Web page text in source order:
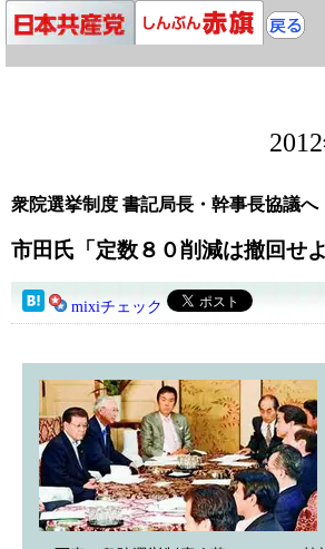
衆院選挙制度 書記局長・幹事長協議へ
市田氏「定数８０削減は撤回せよ
mixiチェック